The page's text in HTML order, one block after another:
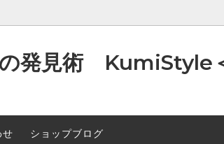
発見術 KumiStyle
潤すスタイルSTYLE（美容
～3000
オイルのツボ
せ ショップブログ